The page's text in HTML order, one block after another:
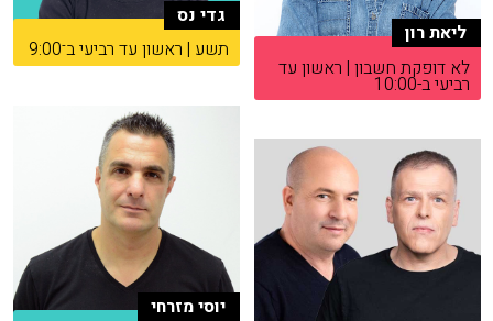
גדי נס
תשע | ראשון עד רביעי ב־9:00
ליאת רון
לא דופקת חשבון | ראשון עד
רביעי ב-10:00
יוסי מזרחי